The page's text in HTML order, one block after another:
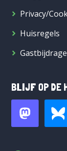
Privacy/
Huisregels
BLIJF OP DE